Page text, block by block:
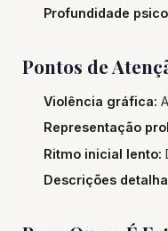
Profundidade
Pontos de
Violência gráfica:
Representação
Ritmo inicial lento:
Descrições